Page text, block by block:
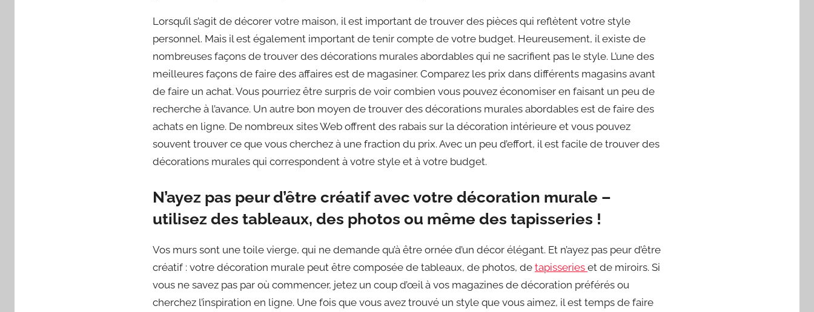
Lorsqu’il s’agit de décorer votre maison, il est important de trouver des pièces qui reflètent votre style
personnel. Mais il est également important de tenir compte de votre budget. Heureusement, il existe de
nombreuses façons de trouver des décorations murales abordables qui ne sacrifient pas le style. L’une des
meilleures façons de faire des affaires est de magasiner. Comparez les prix dans différents magasins avant
de faire un achat. Vous pourriez être surpris de voir combien vous pouvez économiser en faisant un peu de
recherche à l’avance. Un autre bon moyen de trouver des décorations murales abordables est de faire des
achats en ligne. De nombreux sites Web offrent des rabais sur la décoration intérieure et vous pouvez
souvent trouver ce que vous cherchez à une fraction du prix. Avec un peu d’effort, il est facile de trouver des
décorations murales qui correspondent à votre style et à votre budget.
N’ayez pas peur d’être créatif avec votre décoration murale –
utilisez des tableaux, des photos ou même des tapisseries !
Vos murs sont une toile vierge, qui ne demande qu’à être ornée d’un décor élégant. Et n’ayez pas peur d’être
créatif : votre décoration murale peut être composée de tableaux, de photos, de tapisseries et de miroirs. Si
vous ne savez pas par où commencer, jetez un coup d’œil à vos magazines de décoration préférés ou
cherchez l’inspiration en ligne. Une fois que vous avez trouvé un style que vous aimez, il est temps de faire